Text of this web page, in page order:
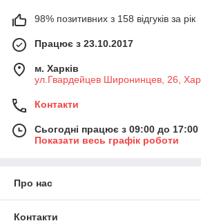
98% позитивних з 158 відгуків за рік
Працює з 23.10.2017
м. Харків
ул.Гвардейцев Широнинцев, 26,
Контакти
Сьогодні працює з 09:00 до 17:00
Показати весь графік роботи
Про нас
Контакти